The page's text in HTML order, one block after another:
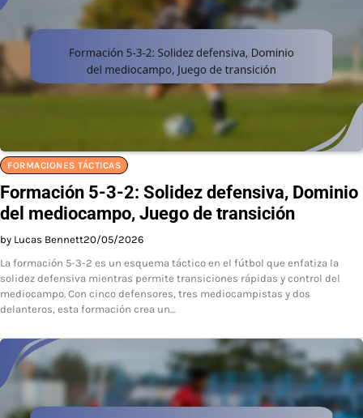
FORMACIONES TÁCTICAS
Formación 5-3-2: Solidez defensiva, Dominio
del mediocampo, Juego de transición
by Lucas Bennett20/05/2026
La formación 5-3-2 es un esquema táctico en el fútbol que enfatiza la
solidez defensiva mientras permite transiciones rápidas y control del
mediocampo. Con cinco defensores, tres mediocampistas y dos
delanteros, esta formación crea un…